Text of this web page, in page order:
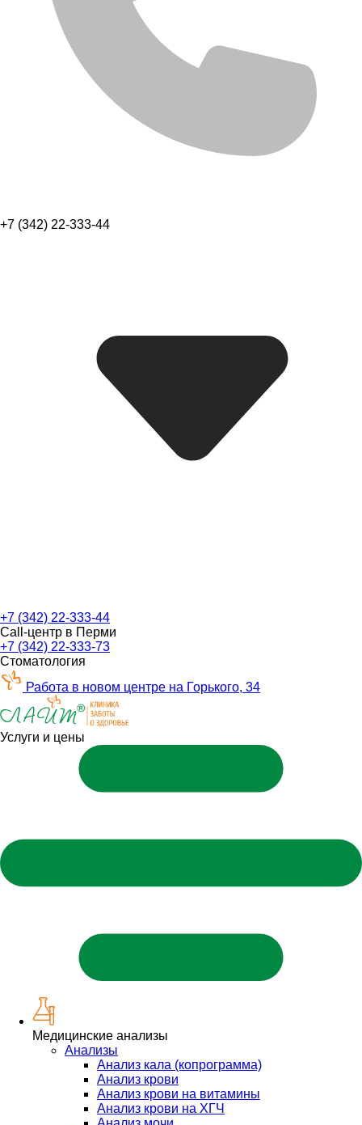
+7 (342) 22-333-44
+7 (342) 22-333-44
Call-центр в Перми
+7 (342) 22-333-73
Стоматология
Работа в новом центре на Горького, 34
Услуги и цены
Медицинские анализы
Анализы
Анализ кала (копрограмма)
Анализ крови
Анализ крови на витамины
Анализ крови на ХГЧ